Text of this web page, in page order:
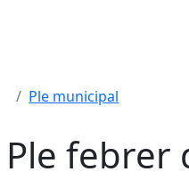
Ple municipal
Ple febrer